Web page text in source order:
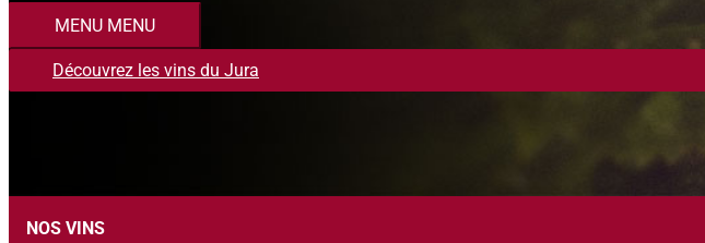
MENU MENU
Découvrez les vins du Jura
NOS VINS